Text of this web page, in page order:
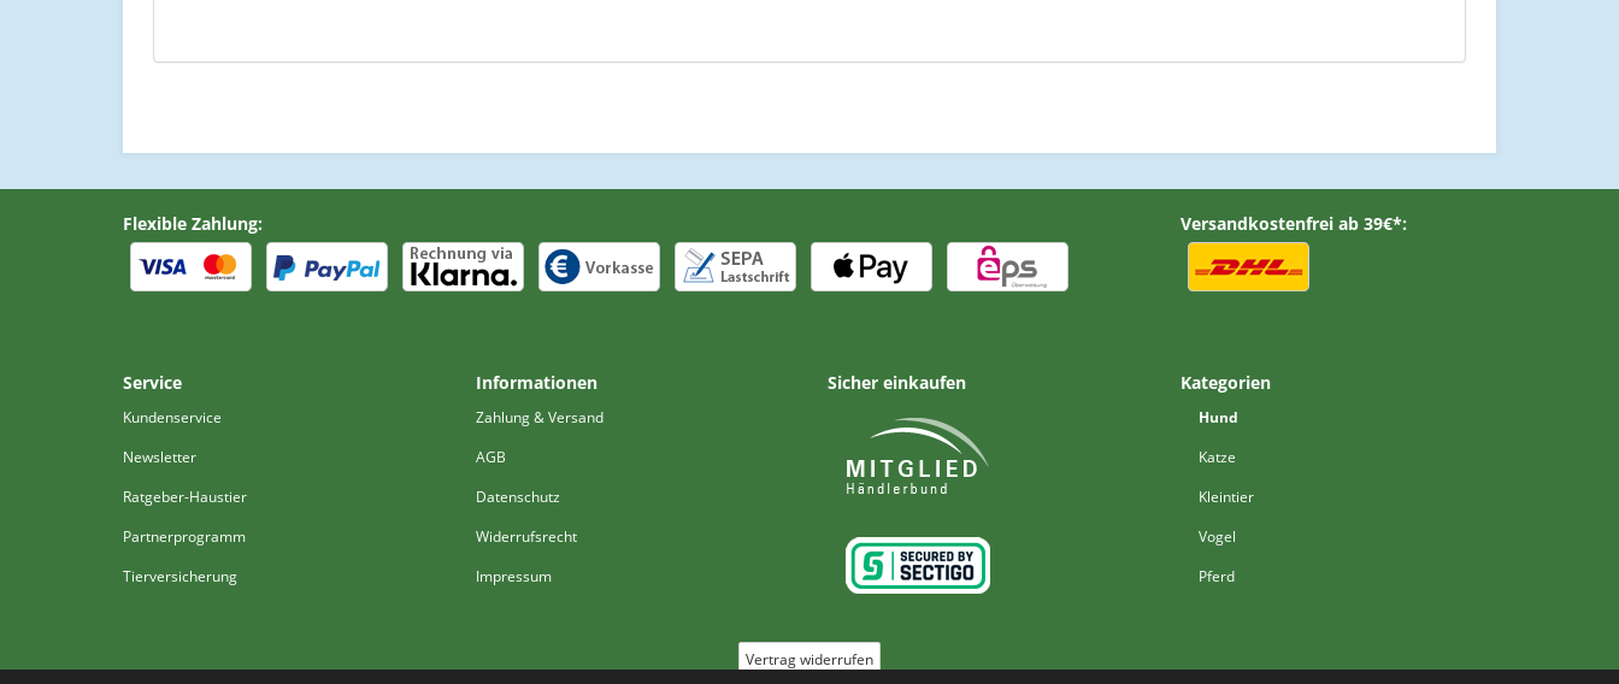
Flexible Zahlung: Versandkostenfrei ab 39€*:
Service
Kundenservice
Newsletter
Ratgeber-Haustier
Partnerprogramm
Tierversicherung
Informationen
Zahlung & Versand
AGB
Datenschutz
Widerrufsrecht
Impressum
Sicher einkaufen Kategorien
Hund
Katze
Kleintier
Vogel
Pferd
Vertrag widerrufen